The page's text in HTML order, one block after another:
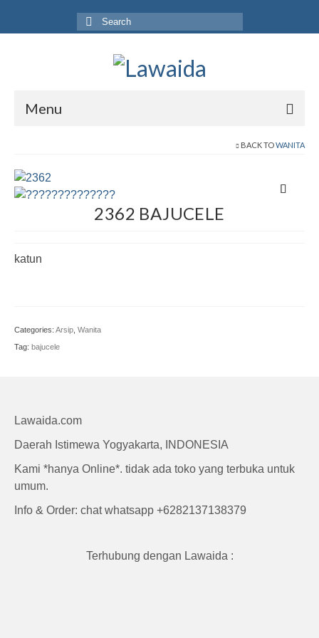
Search
for:
Menu
Produk
Jurnal
BACK TOWANITA
2362 BAJUCELE
katun
Categories: Arsip, Wanita
Tag: bajucele
Lawaida.com
Daerah Istimewa Yogyakarta, INDONESIA
Kami *hanya Online*. tidak ada toko yang terbuka untuk
umum.
Info & Order: chat whatsapp +6282137138379
Terhubung dengan Lawaida :